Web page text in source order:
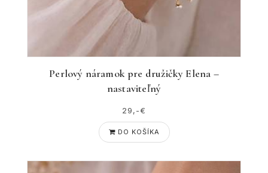
Perlový náramok pre družičky Elena –
nastaviteľný
29,-€
DO KOŠÍKA